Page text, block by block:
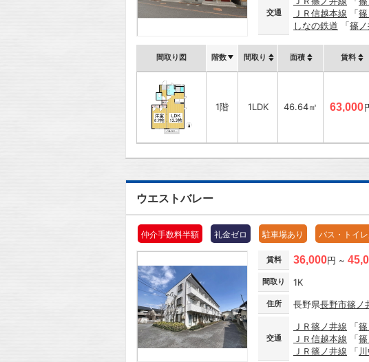
交通
ＪＲ信越本線 「
しなの鉄道 「篠
間取り図 階数 間取り 面積 賃料
1階 1LDK 46.64㎡ 63,000
ウエストバレー
仲介手数料半額 礼金ゼロ 駐車場あり バス・トイ
賃料 36,000円 ~
間取り 1K
住所 長野県長野市篠ノ
交通
ＪＲ篠ノ井線 「
ＪＲ信越本線 「
ＪＲ篠ノ井線 「